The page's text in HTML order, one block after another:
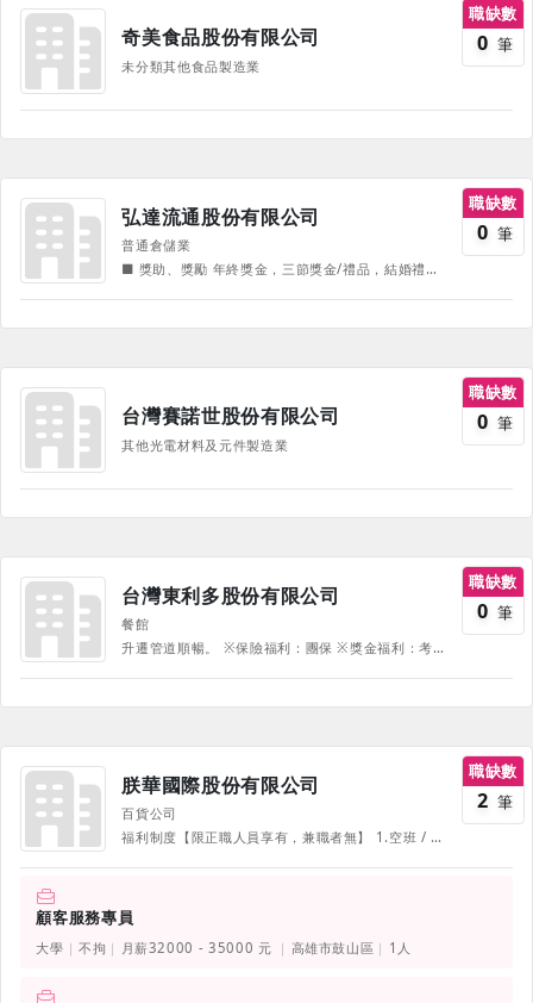
奇美食品股份有限公司
未分類其他食品製造業
職缺數
0 筆
弘達流通股份有限公司
普通倉儲業
■ 獎助、獎勵 年終獎金，三節獎金/禮品，結婚禮金，生育津貼，員工教育獎助學金，子女教育獎助學金，急難補助，國內旅遊，部門聚餐 ■節金、獎勵 勞動節儲值金，中元慰勞券，端午/中秋儲值金，端午/中秋獎金， 年終獎金，推薦獎金，生日儲值金 ■互助、福利 生育補助1胎5萬(男女皆可、多胎以胎數算)，孕期營養金$3，000(多胎以胎數算)，多項孕育措施福利 生育/住院補助(福委)，急難救助金，子女獎學金，員工生活扶助，喪葬禮奠 ■健康、保險 團保，年度免費健檢，專業健康管理師諮詢服務，心理諮詢與諮商，身心靈促進講座，職業災害預防等貼心措施規劃 ■娛樂、休閒 年度員工旅遊，春酒，線上課程學習，特約飯店餐廳 –依各年度營運狀況有所調整 –
職缺數
0 筆
台灣賽諾世股份有限公司
其他光電材料及元件製造業
職缺數
0 筆
台灣東利多股份有限公司
餐館
升遷管道順暢。 ※保險福利：團保 ※獎金福利：考核加給、競賽獎金、全勤獎金、年終獎金、行政獎金。 ※旅遊福利：海外觀摩學習之旅。 ※團康活動：國內團康活動、職工福利活動。 ※節慶福利：三節獎金、生日禮券。 ※其他福利：員工制服及鞋、員工餐、外派補助、特殊職務加給。 《部份福利、待遇因職務、職等、職種有所不同，並隨公司營運方針有所調整，詳情請於面試時詢問，並以面試為主》
職缺數
0 筆
朕華國際股份有限公司
百貨公司
福利制度【限正職人員享有，兼職者無】 1.空班 / 大夜班 / 早班津貼 2.年終獎金 3.三節禮品或禮券 6.團保及眷屬依保 7.年度健康檢查 8.員工制服 9.婚喪補助 10.年度員工旅遊或春酒、尾牙 11.義大遊樂園員工本人入園免費 12.義大醫療體系員工VIP服務及優惠(含:義大醫院/大昌醫院/癌治療醫院/護理之家/月子中心....) 13.義大教育體系(義守大學/國際學院/國際中小學/義大醫學院)員工及子女就學優惠 14.高階主管購車補助及油資津貼 15.在職教育訓練 16.儲備幹部制度
職缺數
2 筆
顧客服務專員
大學 不拘 月薪32000 - 35000 元 高雄市鼓山區 1人